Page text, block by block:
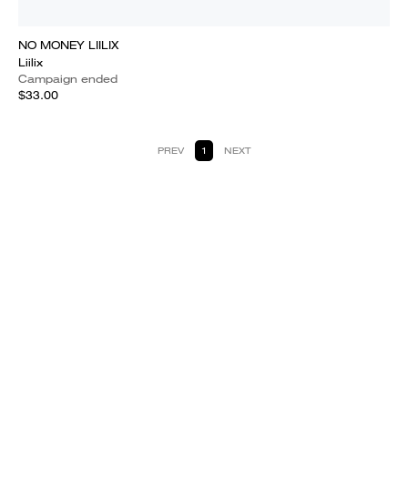
NO MONEY LIILIX
Liilix
Campaign ended
$33.00
PREV 1 NEXT